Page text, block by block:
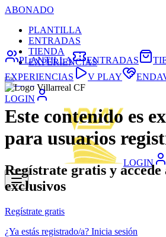
ABONADO
PLANTILLA
ENTRADAS
TIENDA
EXPERIENCIAS
LOGIN
LOGIN
PLANTILLA ENTRADAS
EXPERIENCIAS
V PLAY
Este contenido es
para usuarios
Regístrate gratis y accede
exclusivos
Regístrate gratis
¿Ya estás registrado/a? Inicia sesión